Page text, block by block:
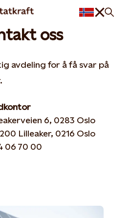
oss
avdeling for å få svar på
6, 0283 Oslo
Lilleaker, 0216 Oslo
06 70 00